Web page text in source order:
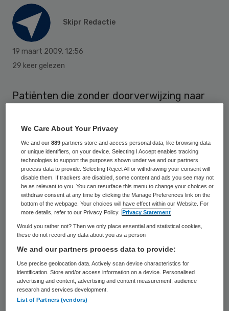
Skipr Redactie
19 maart 2009, 12:56
29 keer gelezen
Patiënten die zonder doorverwijzing naar
twee behandelingen minder. Ook krijgen zij
vaak andere behandelingen dan patiënten
met een verwijzing. Steeds meer mensen
gaan zonder tussenkomst van een arts
naar de fysiotherapeut, blijkt uit onderzoek
van het Nederlands instituut voor
onderzoek van de gezondheidszorg (Nivel).
Stijging
Sinds voor behandeling door de
fysiotherapeut geen verwijsbrief meer
We Care About Your Privacy
We and our889 partners store and access personal data, like browsing data
or unique identifiers, on your device. Selecting I Accept enables tracking
technologies to support the purposes shown under we and our partners
process data to provide. Selecting Reject All or withdrawing your consent will
disable them. If trackers are disabled, some content and ads you see may not
be as relevant to you. You can resurface this menu to change your choices or
withdraw consent at any time by clicking the Manage Preferences link on the
bottom of the webpage. Your choices will have effect within our Website. For
more details, refer to our Privacy Policy.
Privacy Statement
Would you rather not? Then we only place essential and statistical cookies,
these do not record any data about you as a person
We and our partners process data to provide:
Use precise geolocation data. Actively scan device characteristics for
identification. Store and/or access information on a device. Personalised
advertising and content, advertising and content measurement, audience
research and services development.
List of Partners (vendors)